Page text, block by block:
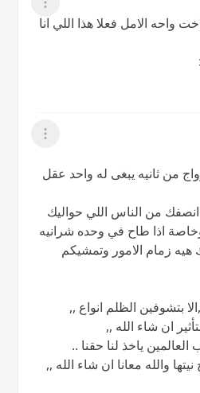
عرض القائمة
الامل فعلا هذا اللي انا
عرض القائمة
من ثانيه يبغى له واحد عقل
من الناس اللي حواليك
اذا طاح في وحده شرانيه
زمام الامور وتمشيكم
بتشوفين الظلم انواع ,,
ان شاء الله ,,
ياخذ لنا حقنا ..
والله معانا ان شاء الله ,,